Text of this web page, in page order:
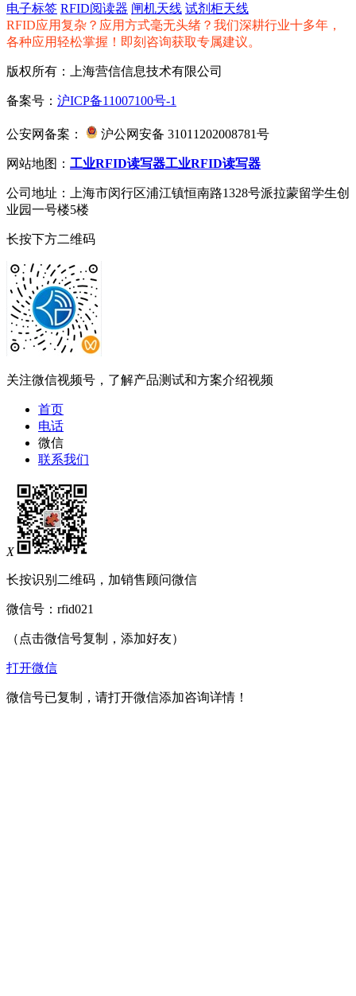
电子标签 RFID阅读器 闸机天线 试剂柜天线
RFID应用复杂？应用方式毫无头绪？我们深耕行业十多年，
各种应用轻松掌握！即刻咨询获取专属建议。
版权所有：上海营信信息技术有限公司
备案号： 沪ICP备11007100号-1
公安网备案： 沪公网安备 31011202008781号
网站地图： 工业RFID读写器工业RFID读写器
公司地址：上海市闵行区浦江镇恒南路1328号派拉蒙留学生创
业园一号楼5楼
长按下方二维码
关注微信视频号，了解产品测试和方案介绍视频
首页
电话
微信
联系我们
X
长按识别二维码，加销售顾问微信
微信号： rfid021
（点击微信号复制，添加好友）
打开微信
微信号已复制，请打开微信添加咨询详情！